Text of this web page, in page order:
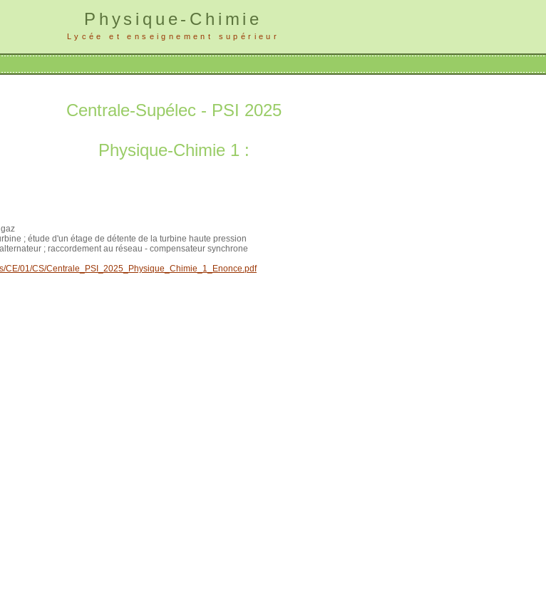
Physique-Chimie
Lycée et enseignement supérieur
Centrale-Supélec - PSI 2025
Physique-Chimie 1 :
; étude d'un étage de détente de la turbine haute pression
; raccordement au réseau - compensateur synchrone
CE/01/CS/Centrale_PSI_2025_Physique_Chimie_1_Enonce.pdf